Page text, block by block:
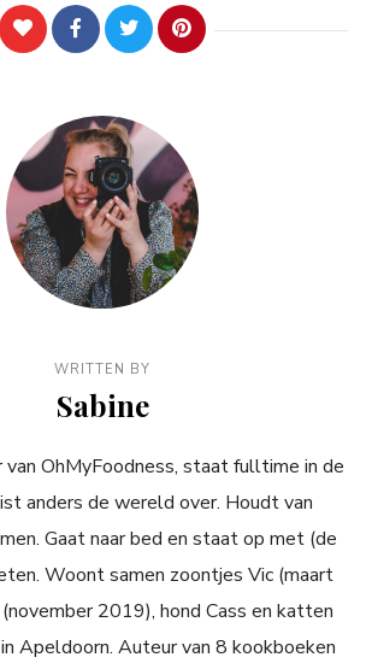
WRITTEN BY
Sabine
van OhMyFoodness, staat fulltime in de
anders de wereld over. Houdt van
Gaat naar bed en staat op met (de
Woont samen zoontjes Vic (maart
2019), hond Cass en katten
Apeldoorn. Auteur van 8 kookboeken